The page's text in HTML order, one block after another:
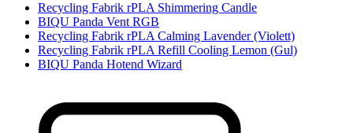
Recycling Fabrik rPLA Shimmering Candle
BIQU Panda Vent RGB
Recycling Fabrik rPLA Calming Lavender (Violett)
Recycling Fabrik rPLA Refill Cooling Lemon (Gul)
BIQU Panda Hotend Wizard